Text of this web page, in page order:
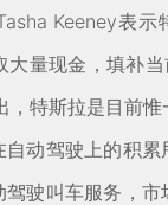
Keeney表示
大量现金，填补
，特斯拉是目前惟
动驾驶上的积累
驶叫车服务，市